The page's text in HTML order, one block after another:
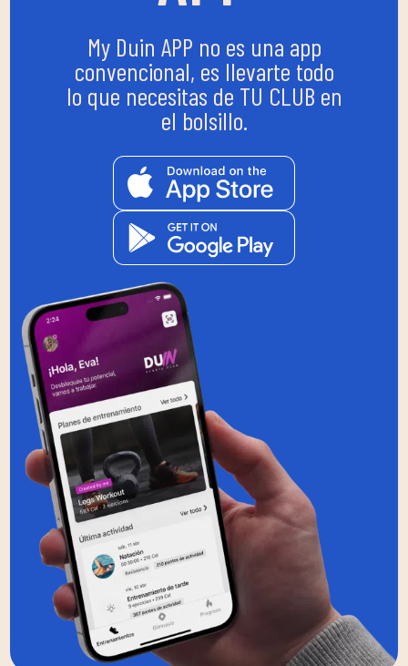
My Duin APP no es una app
convencional, es llevarte todo
lo que necesitas de TU CLUB en
el bolsillo.